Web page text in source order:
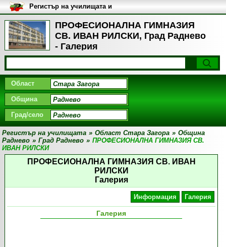
ПРОФЕСИОНАЛНА ГИМНАЗИЯ
СВ. ИВАН РИЛСКИ, Град Раднево
- Галерия
Регистър на училищата и
университетите в България
Област
Община
Град/село
Регистър на училищата » Област Стара Загора » Община
Раднево » Град Раднево » ПРОФЕСИОНАЛНА ГИМНАЗИЯ СВ.
ИВАН РИЛСКИ
ПРОФЕСИОНАЛНА ГИМНАЗИЯ СВ. ИВАН
РИЛСКИ
Галерия
Информация Галерия
Галерия